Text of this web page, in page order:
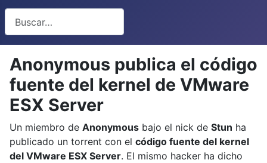
Anonymous publica el código
fuente del kernel de VMware
ESX Server
Un miembro de Anonymous bajo el nick de Stun ha
publicado un torrent con el código fuente del kernel
del VMware ESX Server. El mismo hacker ha dicho